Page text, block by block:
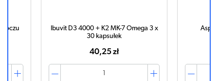
oczu
Ibuvit D3 4000 + K2 MK-7 Omega 3 x
30 kapsułek
40,25 zł